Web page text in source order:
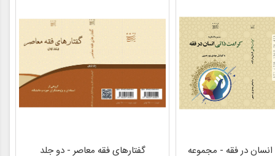
در فقه - مجموعه گفتارهای فقه معاصر - دو جلد